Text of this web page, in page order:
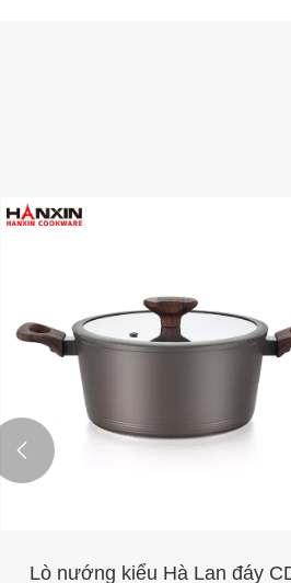
Lò nướng kiểu Hà Lan đáy
